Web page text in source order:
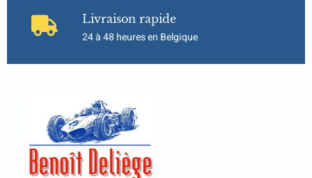
Livraison rapide
24 à 48 heures en Belgique